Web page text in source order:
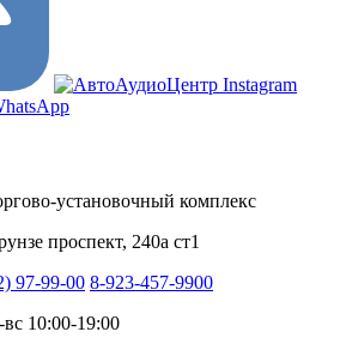
установочный комплекс
проспект, 240а ст1
97-99-00 8-923-457-9900
10:00-19:00